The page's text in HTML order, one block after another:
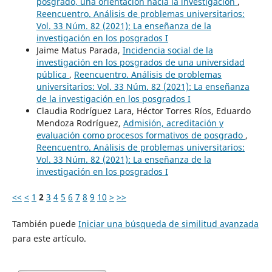
Reencuentro. Análisis de problemas universitarios:
Vol. 33 Núm. 82 (2021): La enseñanza de la
investigación en los posgrados I
Jaime Matus Parada, Incidencia social de la
investigación en los posgrados de una universidad
pública , Reencuentro. Análisis de problemas
universitarios: Vol. 33 Núm. 82 (2021): La enseñanza
de la investigación en los posgrados I
Claudia Rodríguez Lara, Héctor Torres Ríos, Eduardo
Mendoza Rodríguez, Admisión, acreditación y
evaluación como procesos formativos de posgrado ,
Reencuentro. Análisis de problemas universitarios:
Vol. 33 Núm. 82 (2021): La enseñanza de la
investigación en los posgrados I
<< < 1 2 3 4 5 6 7 8 9 10 > >>
También puede Iniciar una búsqueda de similitud avanzada
para este artículo.